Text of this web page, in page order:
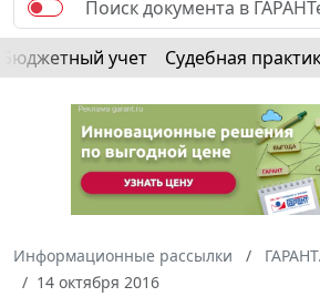
Бюджетный учет Судебная
Информационные рассылки
14 октября 2016